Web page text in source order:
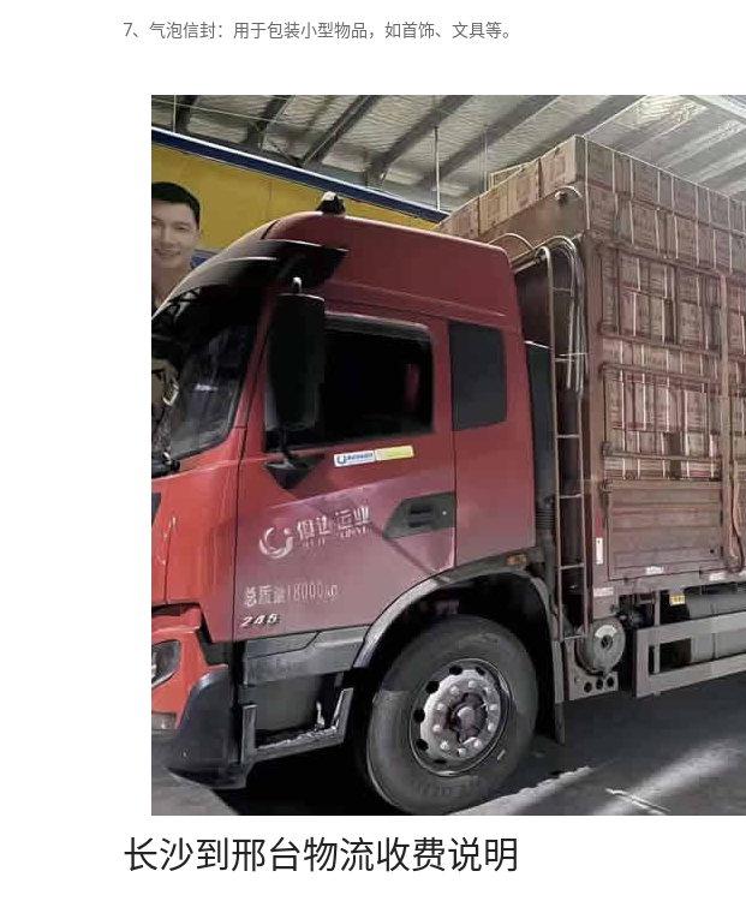
7、气泡信封：用于包装小型物品，如首饰、文具等。
长沙到邢台物流收费说明